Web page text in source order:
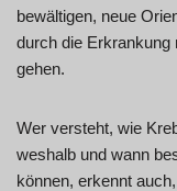
bewältigen, neue
durch die Erkrankung
gehen.
Wer versteht, wie
weshalb und wann
können, erkennt